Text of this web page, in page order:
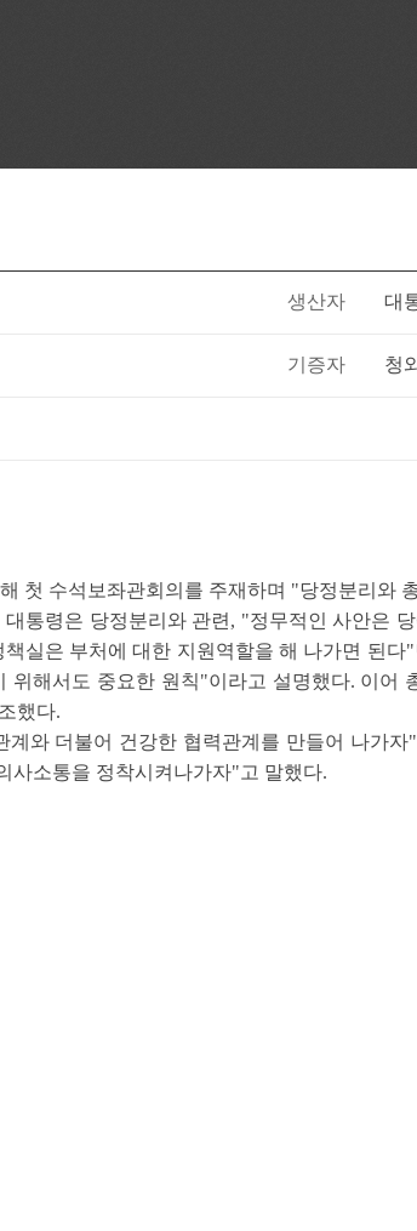
생산자 대
기증자 청
첫 수석보좌관회의를 주재하며 "당정분리와
통령은 당정분리와 관련, "정무적인 사안은
실은 부처에 대한 지원역할을 해 나가면 된
위해서도 중요한 원칙"이라고 설명했다. 이어
했다.
계와 더불어 건강한 협력관계를 만들어 나가
사소통을 정착시켜나가자"고 말했다.